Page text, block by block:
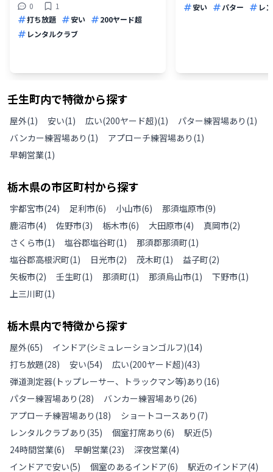
0
1
打ち放題
安い
200ヤード超
レンタルクラブ
安い
パター レ
壬生町内で特徴から探す
屋外(1) 安い(1) 広い(200ヤード超)(1) パター練習場あり (1)
バンカー練習場あり (1) アプローチ練習場あり (1)
早朝営業(1)
栃木県の市区町村から探す
宇都宮市(24) 足利市(6) 小山市(6) 那須塩原市(9)
鹿沼市(4) 佐野市(3) 栃木市(6) 大田原市(4) 真岡市(2)
さくら市(1) 塩谷郡塩谷町(1) 那須郡那須町(1)
塩谷郡高根沢町(1) 日光市(2) 茂木町(1) 益子町(2)
矢板市(2) 壬生町(1) 那須町(1) 那須烏山市(1) 下野市(1)
上三川町(1)
栃木県内で特徴から探す
屋外(65) インドア(シミュレーションゴルフ)(14)
打ち放題(28) 安い(54) 広い(200ヤード超)(43)
弾道測定器(トップレーサー、トラックマン等)あり (16)
パター練習場あり (28) バンカー練習場あり (26)
アプローチ練習場あり (18) ショートコースあり (7)
レンタルクラブあり (35) 個室打席あり (6) 駅近(5)
24時間営業(6) 早朝営業(23) 深夜営業(4)
インドアで安い(5) 個室のあるインドア(6) 駅近のインドア(4)